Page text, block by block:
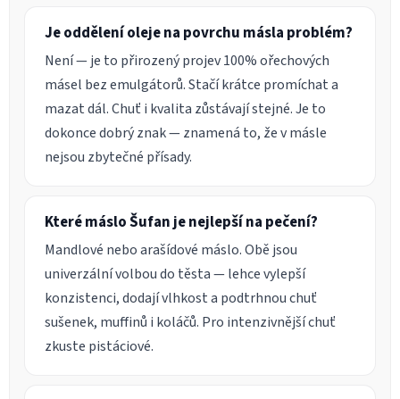
Je oddělení oleje na povrchu másla problém?
Není — je to přirozený projev 100% ořechových
másel bez emulgátorů. Stačí krátce promíchat a
mazat dál. Chuť i kvalita zůstávají stejné. Je to
dokonce dobrý znak — znamená to, že v másle
nejsou zbytečné přísady.
Které máslo Šufan je nejlepší na pečení?
Mandlové nebo arašídové máslo. Obě jsou
univerzální volbou do těsta — lehce vylepší
konzistenci, dodají vlhkost a podtrhnou chuť
sušenek, muffinů i koláčů. Pro intenzivnější chuť
zkuste pistáciové.